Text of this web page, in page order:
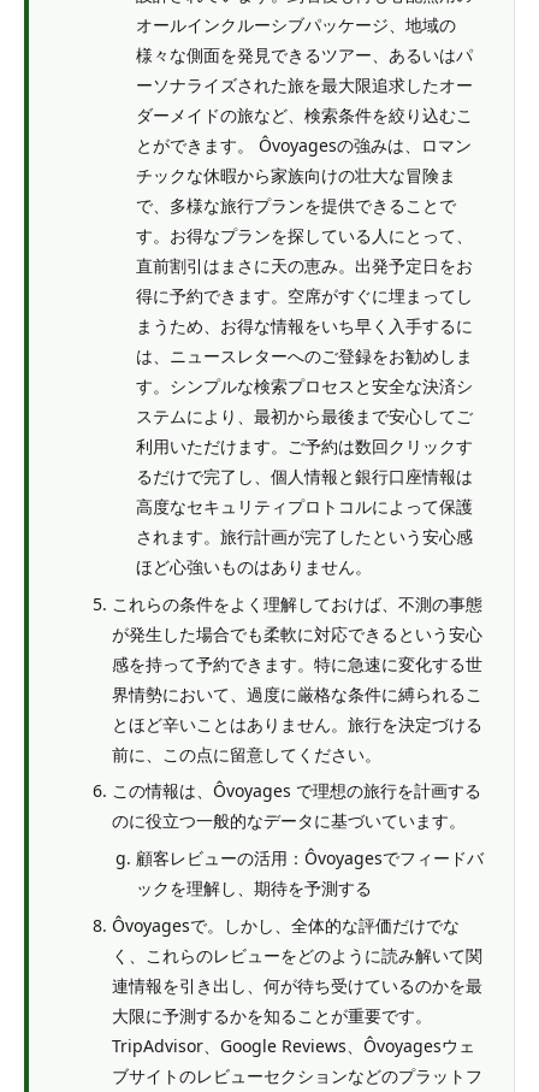
オールインクルーシブパッケージ、地域の
様々な側面を発見できるツアー、あるいはパ
ーソナライズされた旅を最大限追求したオー
ダーメイドの旅など、検索条件を絞り込むこ
とができます。 Ôvoyagesの強みは、ロマン
チックな休暇から家族向けの壮大な冒険ま
で、多様な旅行プランを提供できることで
す。お得なプランを探している人にとって、
直前割引はまさに天の恵み。出発予定日をお
得に予約できます。空席がすぐに埋まってし
まうため、お得な情報をいち早く入手するに
は、ニュースレターへのご登録をお勧めしま
す。シンプルな検索プロセスと安全な決済シ
ステムにより、最初から最後まで安心してご
利用いただけます。ご予約は数回クリックす
るだけで完了し、個人情報と銀行口座情報は
高度なセキュリティプロトコルによって保護
されます。旅行計画が完了したという安心感
ほど心強いものはありません。
これらの条件をよく理解しておけば、不測の事態
が発生した場合でも柔軟に対応できるという安心
感を持って予約できます。特に急速に変化する世
界情勢において、過度に厳格な条件に縛られるこ
とほど辛いことはありません。旅行を決定づける
前に、この点に留意してください。
この情報は、Ôvoyages で理想の旅行を計画する
のに役立つ一般的なデータに基づいています。
顧客レビューの活用：Ôvoyagesでフィードバ
ックを理解し、期待を予測する
Ôvoyagesで。しかし、全体的な評価だけでな
く、これらのレビューをどのように読み解いて関
連情報を引き出し、何が待ち受けているのかを最
大限に予測するかを知ることが重要です。
TripAdvisor、Google Reviews、Ôvoyagesウェ
ブサイトのレビューセクションなどのプラットフ